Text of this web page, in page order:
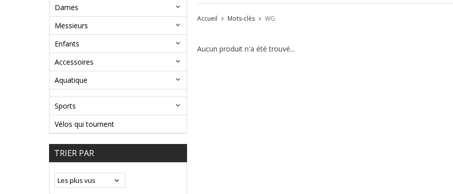
Dames
Messieurs
Enfants
Accessoires
Aquatique
Sports
Vélos qui tournent
TRIER PAR
Accueil Mots-clés WG
Aucun produit n'a été trouvé...